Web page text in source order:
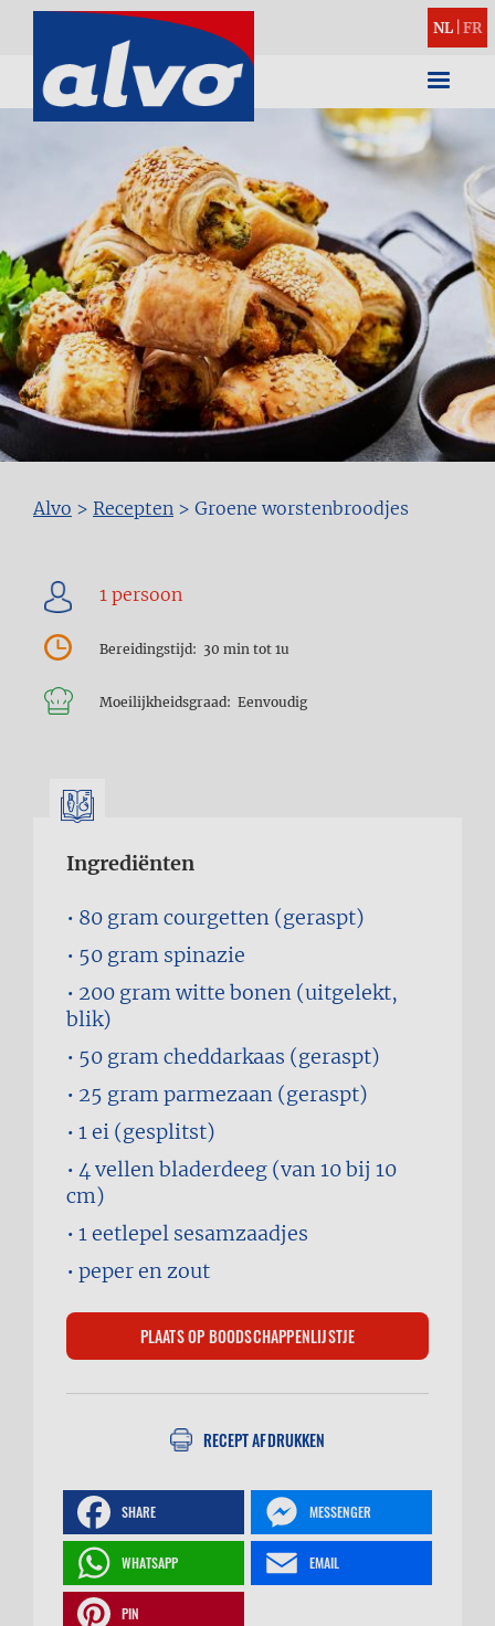
NL FR
Kruimelpad
Alvo > Recepten > Groene worstenbroodjes
Bereidingstijd 30 min tot 1u
Moeilijkheidsgraad Eenvoudig
Ingrediënten
80 gramcourgetten (geraspt)
50 gram spinazie
200 gramwitte bonen (uitgelekt,
blik)
50 gramcheddarkaas (geraspt)
25 gramparmezaan (geraspt)
1ei (gesplitst)
4 vellenbladerdeeg (van 10 bij 10
cm)
1 eetlepel sesamzaadjes
peper en zout
RECEPT AFDRUKKEN
SHARE MESSENGER
WHATSAPP EMAIL
PIN